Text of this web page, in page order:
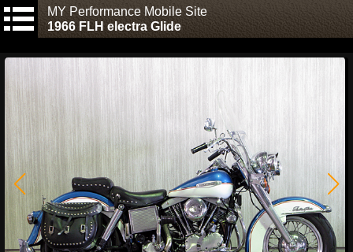
MY Performance Mobile Site
1966 FLH electra Glide